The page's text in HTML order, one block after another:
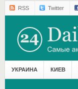
RSS Twitter
УКРАИНА КИЕВ